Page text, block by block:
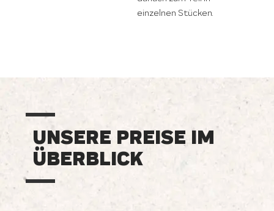
einzelnen Stücken.
UNSERE PREISE IM
ÜBERBLICK